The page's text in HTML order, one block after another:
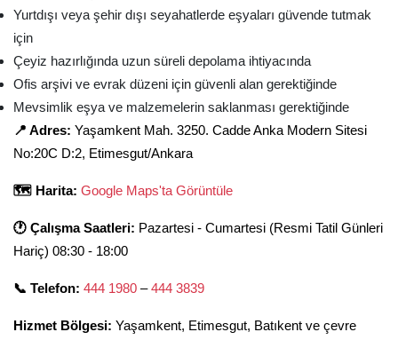
Yurtdışı veya şehir dışı seyahatlerde eşyaları güvende tutmak
için
Çeyiz hazırlığında uzun süreli depolama ihtiyacında
Ofis arşivi ve evrak düzeni için güvenli alan gerektiğinde
Mevsimlik eşya ve malzemelerin saklanması gerektiğinde
📍 Adres: Yaşamkent Mah. 3250. Cadde Anka Modern Sitesi
No:20C D:2, Etimesgut/Ankara
🗺️ Harita: Google Maps'ta Görüntüle
🕐 Çalışma Saatleri: Pazartesi - Cumartesi (Resmi Tatil Günleri
Hariç) 08:30 - 18:00
📞 Telefon: 444 1980 –444 3839
Hizmet Bölgesi: Yaşamkent, Etimesgut, Batıkent ve çevre